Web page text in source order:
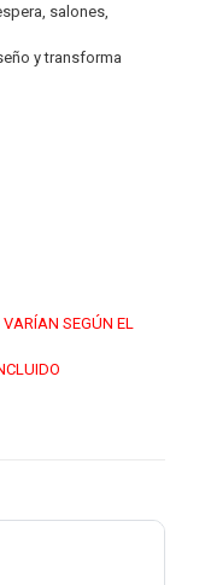
salones,
y transforma
SEGÚN EL